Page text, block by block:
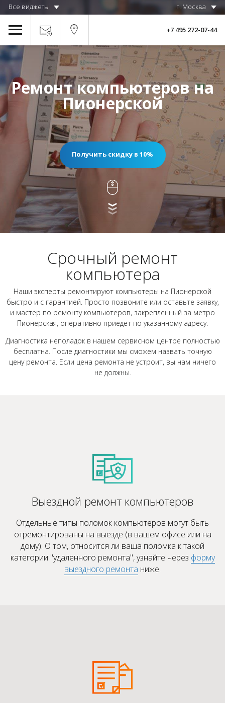
Все виджеты г. Москва
+7 495 272-07-44
Ремонт компьютеров на
Пионерской
Получить скидку в 10%
Срочный ремонт
компьютера
Наши эксперты ремонтируют компьютеры на Пионерской
быстро и с гарантией. Просто позвоните или оставьте заявку,
и мастер по ремонту компьютеров, закрепленный за метро
Пионерская, оперативно приедет по указанному адресу.
Диагностика неполадок в нашем сервисном центре полностью
бесплатна. После диагностики мы сможем назвать точную
цену ремонта. Если цена ремонта не устроит, вы нам ничего
не должны.
Выездной ремонт компьютеров
Отдельные типы поломок компьютеров могут быть
отремонтированы на выезде (в вашем офисе или на
дому). О том, относится ли ваша поломка к такой
категории "удаленного ремонта", узнайте через форму
выездного ремонта ниже.